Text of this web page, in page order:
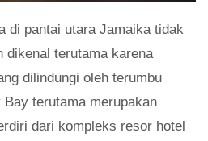
di pantai utara Jamaika tidak
dikenal terutama karena
dilindungi oleh terumbu
terutama merupakan
dari kompleks resor hotel